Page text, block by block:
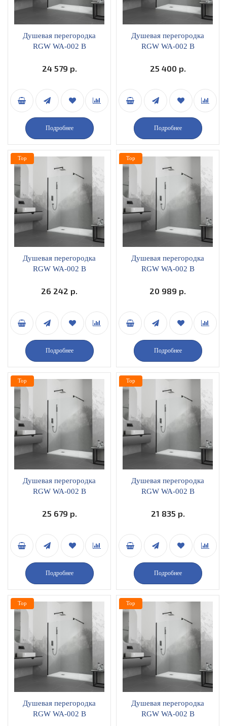
Душевая перегородка
RGW WA-002 B
прозрачное стекло
35100210-14
24 579 р.
Подробнее
Душевая перегородка
RGW WA-002 B
прозрачное стекло
35100211-14
25 400 р.
Подробнее
Душевая перегородка
RGW WA-002 B
прозрачное стекло
35100212-14
26 242 р.
Подробнее
Top
Душевая перегородка
RGW WA-002 B
прозрачное стекло
35100206-14
20 989 р.
Подробнее
Top
Душевая перегородка
RGW WA-002 B
матовое стекло профиль
25 679 р.
Подробнее
Top
Душевая перегородка
RGW WA-002 B
прозрачное стекло
35100207-14
21 835 р.
Подробнее
Top
Душевая перегородка
RGW WA-002 B
Top
Душевая перегородка
RGW WA-002 B
Top